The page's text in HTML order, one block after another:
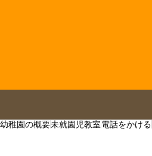
幼稚園の概要未就園児教室電話をかける